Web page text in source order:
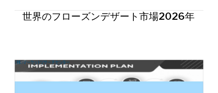
世界のフローズンデザート市場2026年